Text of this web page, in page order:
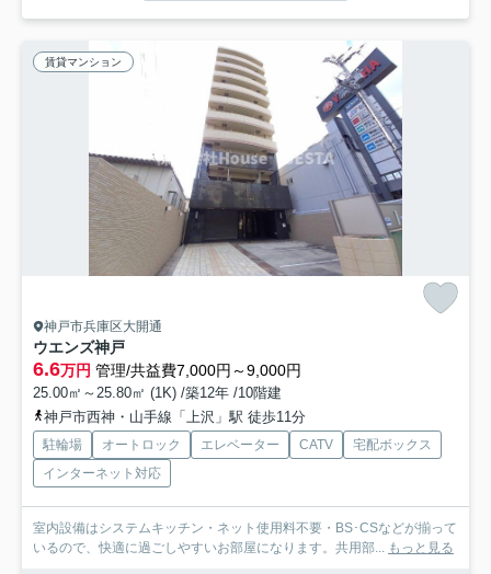
賃貸マンション
神戸市兵庫区大開通
ウエンズ神戸
6.6万円 管理/共益費7,000円～9,000円
25.00㎡～25.80㎡ (1K) /築12年 /10階建
神戸市西神・山手線「上沢」駅 徒歩11分
駐輪場 オートロック エレベーター CATV
宅配ボックス
インターネット対応
室内設備はシステムキッチン・ネット使用料不要・BS･CSなどが揃って
いるので、快適に過ごしやすいお部屋になります。共用部...
もっと見る